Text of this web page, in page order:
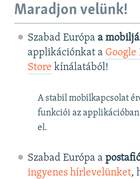
Maradjon velünk!
Szabad Európa a
applikációnkat a Google
Store kínálatából!
A stabil mobilkapcsolat
funkciói az
el.
Szabad Európa a
ingyenes hírlevelünket,